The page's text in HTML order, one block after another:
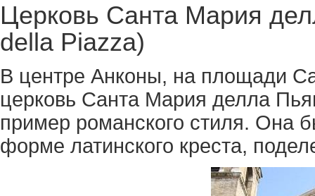
Церковь Санта Мария
della Piazza)
В центре Анконы, на площади
церковь Санта Мария делла
пример романского стиля. Она
форме латинского креста,